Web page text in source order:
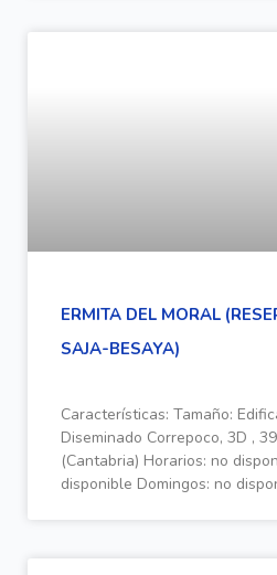
ERMITA DEL MORAL
SAJA-BESAYA)
Características: Tamaño:
Diseminado Correpoco, 3D ,
(Cantabria) Horarios: no
disponible Domingos: no